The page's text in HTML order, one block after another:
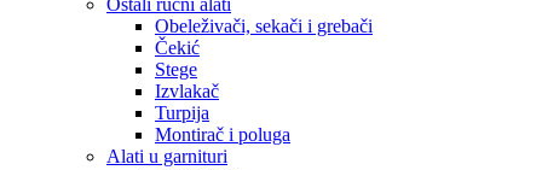
Ostali ručni alati
Obeleživači, sekači i grebači
Čekić
Stege
Izvlakač
Turpija
Montirač i poluga
Alati u garnituri